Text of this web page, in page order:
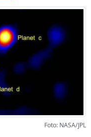
Foto: NASA/JPL